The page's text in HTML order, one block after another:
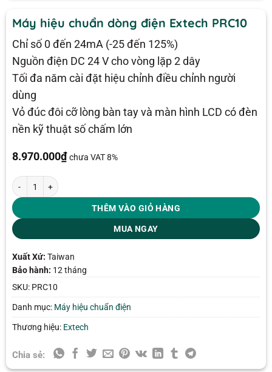
Máy hiệu chuẩn dòng điện Extech PRC10
Chỉ số 0 đến 24mA (-25 đến 125%)
Nguồn điện DC 24 V cho vòng lặp 2 dây
Tối đa năm cài đặt hiệu chỉnh điều chỉnh người
dùng
Vỏ đúc đôi cỡ lòng bàn tay và màn hình LCD có đèn
nền kỹ thuật số chấm lớn
8.970.000₫ chưa VAT 8%
Máy hiệu chuẩn dòng điện Extech PRC10 số lượng
THÊM VÀO GIỎ HÀNG
MUA NGAY
Xuất Xứ: Taiwan
Bảo hành: 12 tháng
SKU: PRC10
Danh mục: Máy hiệu chuẩn điện
Thương hiệu: Extech
Chia sẻ: